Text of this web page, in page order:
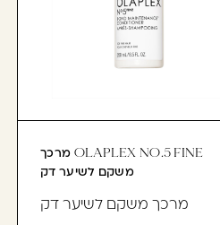
OLAPLEX NO.5 FINE מרכך
משקם לשיער דק
מרכך משקם לשיער דק